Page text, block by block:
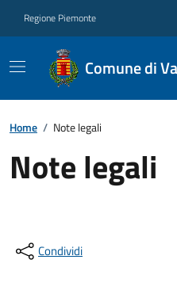
Regione Piemonte
Comune di
Home / Note legali
Note legali
Condividi